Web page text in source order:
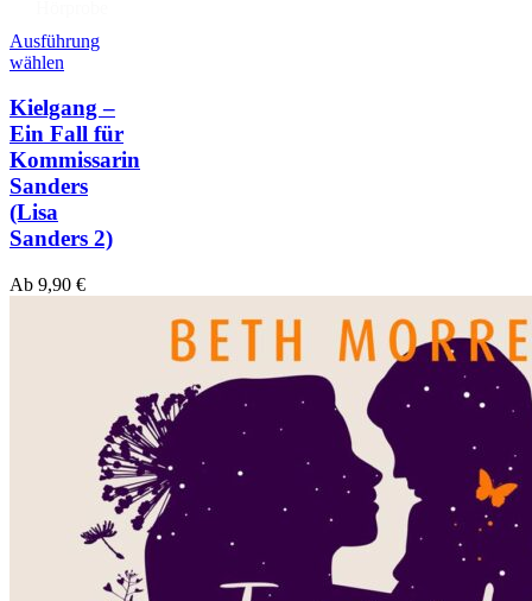
Ausführung
wählen
Kielgang –
Ein Fall für
Kommissarin
Sanders
(Lisa
Sanders 2)
Ab 9,90 €